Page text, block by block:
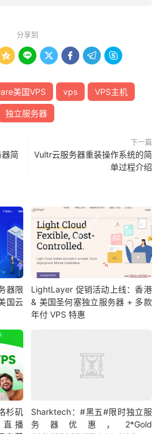
分享到
     
美国VPS vps VPS主机
独立服务器
简
下一篇
Vultr云服务器重装操作系统的简
单过程介绍
器限
国云
LightLayer 促销活动上线：香港
& 美国圣何塞独立服务器 + 多款
年付 VPS 特惠
杉矶
直播
Sharktech：#黑五#限时独立服
务器优惠，2*Gold